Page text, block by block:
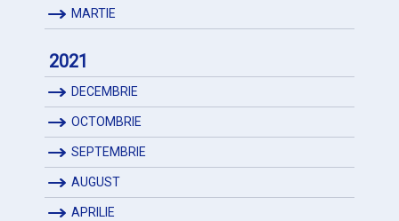
MARTIE
2021
DECEMBRIE
OCTOMBRIE
SEPTEMBRIE
AUGUST
APRILIE